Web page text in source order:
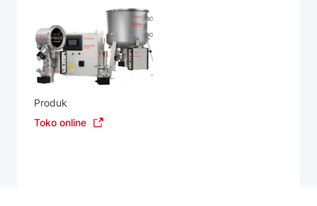
Produk
Toko online